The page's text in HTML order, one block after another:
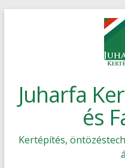
Juharfa
és
Kertépítés,